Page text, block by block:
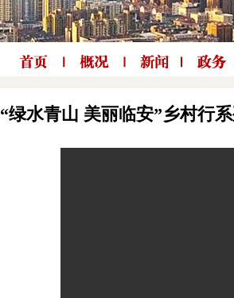
“绿水青山 美丽临安”乡村行